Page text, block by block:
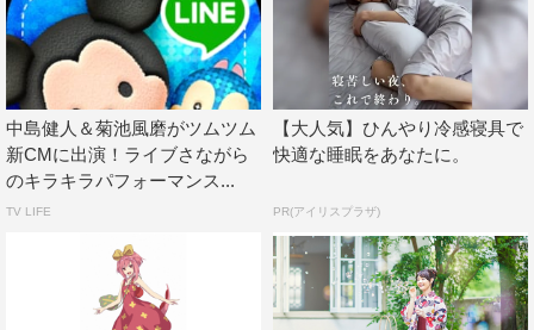
ーを見つけるのに苦労するエピソードだと思いますが、ヒ
ントを差し上げましょう！一つ目は中盤でスティッチツム
がエビの上で遊んでいるあたり。二つ目はベルトコンベア
ーがスピードアップし、ミッキーツムがコース外へと飛ば
されるあたりです。
「かわいいツムにかわいいストーリー展開を用意しても意
外性がない」のと同じで、いかにも使われそうなほんわか
系の曲だったりオーケストラ風の音楽を持って来ても「ま
中島健人＆菊池風磨がツムツム
新CMに出演！ライブさながら
のキラキラパフォーマンス...
TV LIFE
【大人気】ひんやり冷感寝具で
快適な睡眠をあなたに。
PR(アイリスプラザ)